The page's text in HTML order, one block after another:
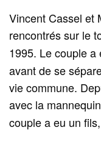
Vincent Cassel et
rencontrés sur le
1995. Le couple a
avant de se
vie commune.
avec la
couple a eu un